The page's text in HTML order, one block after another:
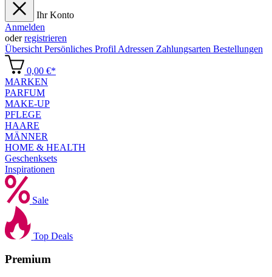
Ihr Konto
Anmelden
oderregistrieren
Übersicht Persönliches Profil Adressen Zahlungsarten Bestellungen
0,00 €*
MARKEN
PARFUM
MAKE-UP
PFLEGE
HAARE
MÄNNER
HOME & HEALTH
Geschenksets
Inspirationen
Sale
Top Deals
Premium